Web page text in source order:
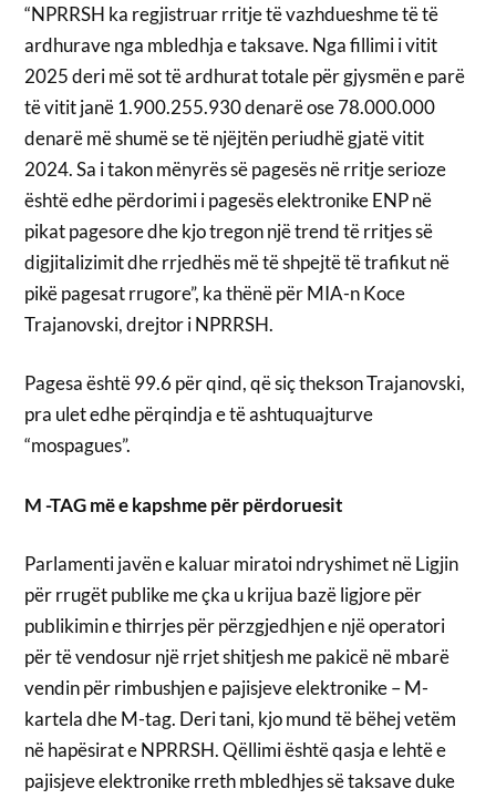
“NPRRSH ka regjistruar rritje të vazhdueshme të të
ardhurave nga mbledhja e taksave. Nga fillimi i vitit
2025 deri më sot të ardhurat totale për gjysmën e parë
të vitit janë 1.900.255.930 denarë ose 78.000.000
denarë më shumë se të njëjtën periudhë gjatë vitit
2024. Sa i takon mënyrës së pagesës në rritje serioze
është edhe përdorimi i pagesës elektronike ENP në
pikat pagesore dhe kjo tregon një trend të rritjes së
digjitalizimit dhe rrjedhës më të shpejtë të trafikut në
pikë pagesat rrugore”, ka thënë për MIA-n Koce
Trajanovski, drejtor i NPRRSH.
Pagesa është 99.6 për qind, që siç thekson Trajanovski,
pra ulet edhe përqindja e të ashtuquajturve
“mospagues”.
M -TAG më e kapshme për përdoruesit
Parlamenti javën e kaluar miratoi ndryshimet në Ligjin
për rrugët publike me çka u krijua bazë ligjore për
publikimin e thirrjes për përzgjedhjen e një operatori
për të vendosur një rrjet shitjesh me pakicë në mbarë
vendin për rimbushjen e pajisjeve elektronike – M-
kartela dhe M-tag. Deri tani, kjo mund të bëhej vetëm
në hapësirat e NPRRSH. Qëllimi është qasja e lehtë e
pajisjeve elektronike rreth mbledhjes së taksave duke